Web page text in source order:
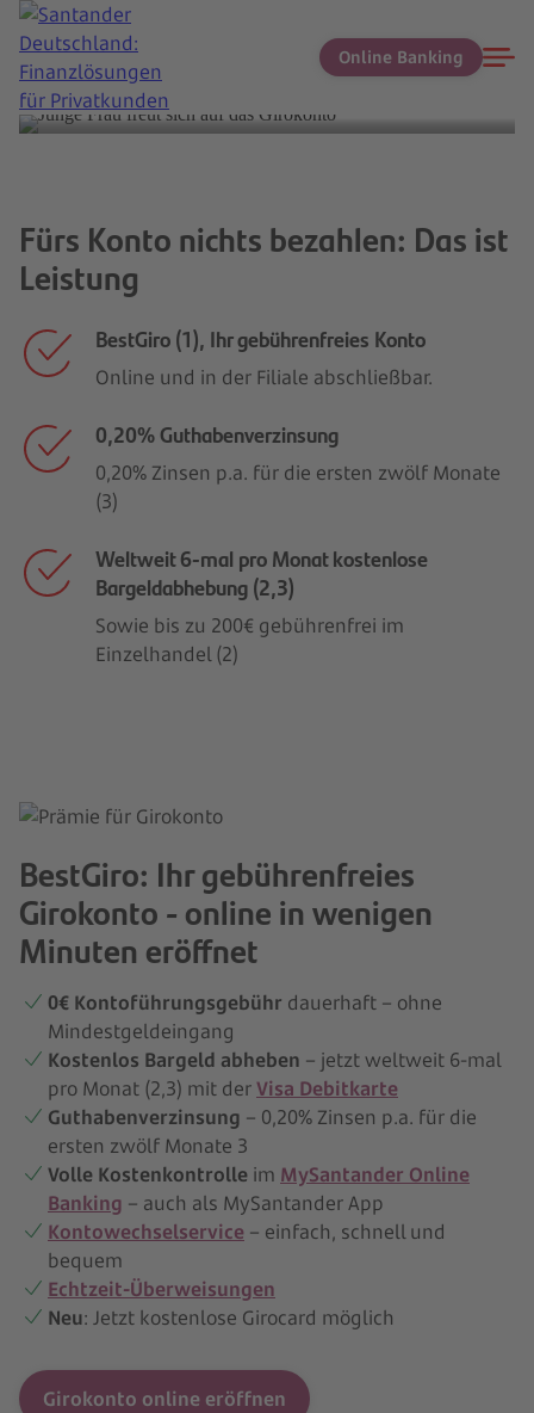
Online Banking
Jetzt kostenlos starten
Fürs Konto nichts bezahlen: Das ist
Leistung
BestGiro (1), Ihr gebührenfreies Konto
Online und in der Filiale abschließbar.
0,20% Guthabenverzinsung
0,20% Zinsen p.a. für die ersten zwölf Monate
(3)
Weltweit 6-mal pro Monat kostenlose
Bargeldabhebung (2,3)
Sowie bis zu 200€ gebührenfrei im
Einzelhandel (2)
BestGiro: Ihr gebührenfreies
Girokonto - online in wenigen
Minuten eröffnet
0€ Kontoführungsgebühr dauerhaft – ohne
Mindestgeldeingang
Kostenlos Bargeld abheben – jetzt weltweit 6-mal
pro Monat (2,3) mit derVisa Debitkarte
Guthabenverzinsung – 0,20% Zinsen p.a. für die
ersten zwölf Monate 3
Volle Kostenkontrolle im MySantander Online
Banking – auch als MySantander App
Kontowechselservice – einfach, schnell und
bequem
Echtzeit-Überweisungen
Neu: Jetzt kostenlose Girocard möglich
Girokonto online eröffnen